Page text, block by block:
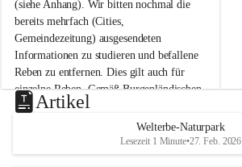
n
n
a
m
N
e
u
s
d
(siehe Anhang). Wir bitten nochmal die
bereits mehrfach (Cities,
Gemeindezeitung) ausgesendeten
Informationen zu studieren und befallene
Reben zu entfernen. Dies gilt auch für
einzelne Reben. Gemäß Burgenländischen
Weinbaugesetz sind nicht gepflegte oder
unzulässige Weingärten zu roden! Bitte
helfen wir zusammen um unsere Winzer
vor den prognostizierten Ernteausfällen
u
e
d
Artikel
Welterbe-Naturpark
Lesezeit 1 Minute•27. Feb. 2026